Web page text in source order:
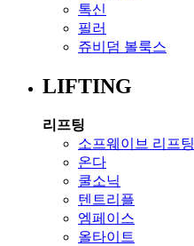
톡신
필러
쥬비덤 볼룩스
LIFTING
리프팅
소프웨이브 리프팅
온다
쿨소닉
텐트리플
엠페이스
올타이트